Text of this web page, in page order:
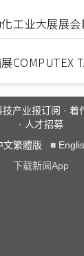
工业大展展会
COMPUTEX
技产业报订阅 · 着
· 人才招募
文繁體版 ■
下载新闻App